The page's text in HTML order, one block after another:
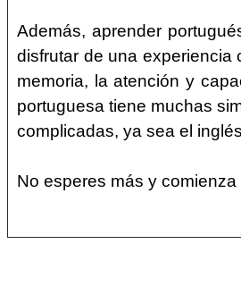
Además, aprender
disfrutar de una experiencia
memoria, la atención y
portuguesa tiene muchas
complicadas, ya sea el
No esperes más y